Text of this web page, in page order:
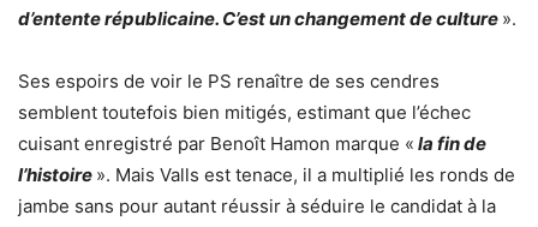
d’entente républicaine. C’est un changement de culture ».
Ses espoirs de voir le PS renaître de ses cendres
semblent toutefois bien mitigés, estimant que l’échec
cuisant enregistré par Benoît Hamon marque « la fin de
l’histoire ». Mais Valls est tenace, il a multiplié les ronds de
jambe sans pour autant réussir à séduire le candidat à la